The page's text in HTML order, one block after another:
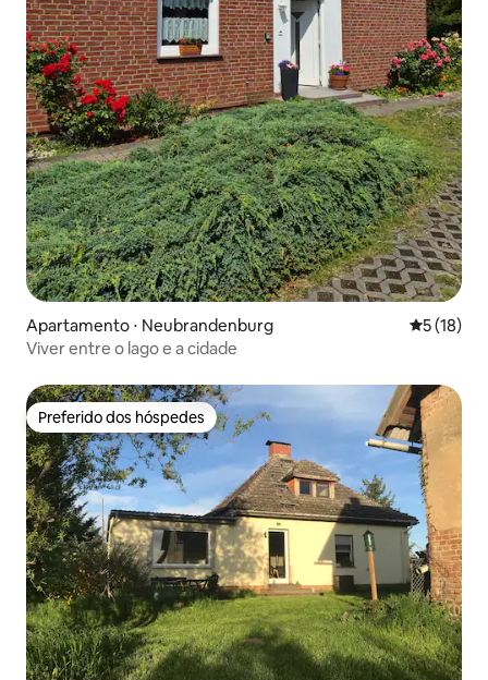
Apartamento ⋅ Neubrandenburg 5 de uma
5 (18)
Viver entre o lago e a cidade
Preferido dos hóspedes
Preferido dos hóspedes